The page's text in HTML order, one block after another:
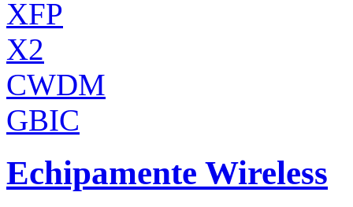
XFP
X2
CWDM
GBIC
Echipamente Wireless